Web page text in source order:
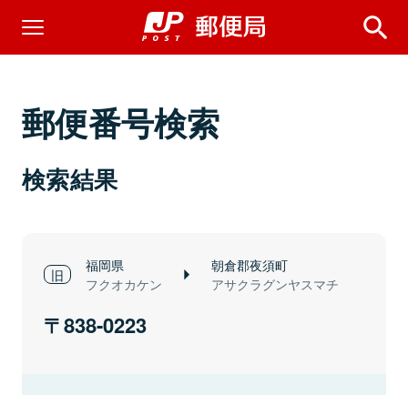
郵便番号検索
検索結果
福岡県
フクオカケン
朝倉郡夜須町
アサクラグンヤスマチ
838-0223